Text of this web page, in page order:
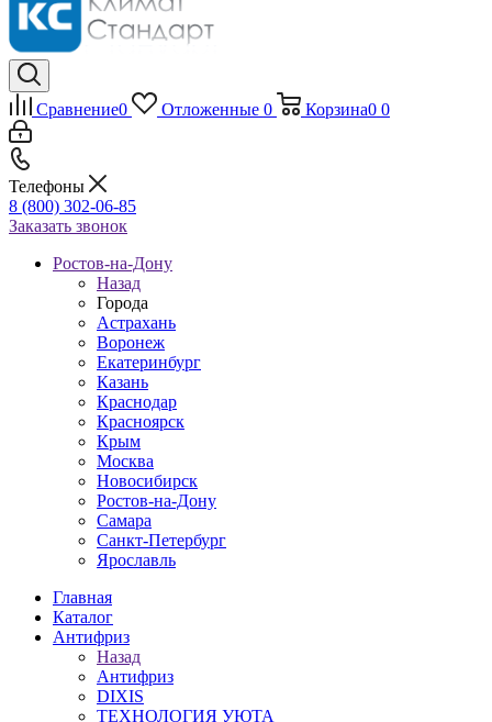
Сравнение0 Отложенные 0 Корзина0 0
Телефоны
8 (800) 302-06-85
Заказать звонок
Ростов-на-Дону
Назад
Города
Астрахань
Воронеж
Екатеринбург
Казань
Краснодар
Красноярск
Крым
Москва
Новосибирск
Ростов-на-Дону
Самара
Санкт-Петербург
Ярославль
Главная
Каталог
Антифриз
Назад
Антифриз
DIXIS
ТЕХНОЛОГИЯ УЮТА